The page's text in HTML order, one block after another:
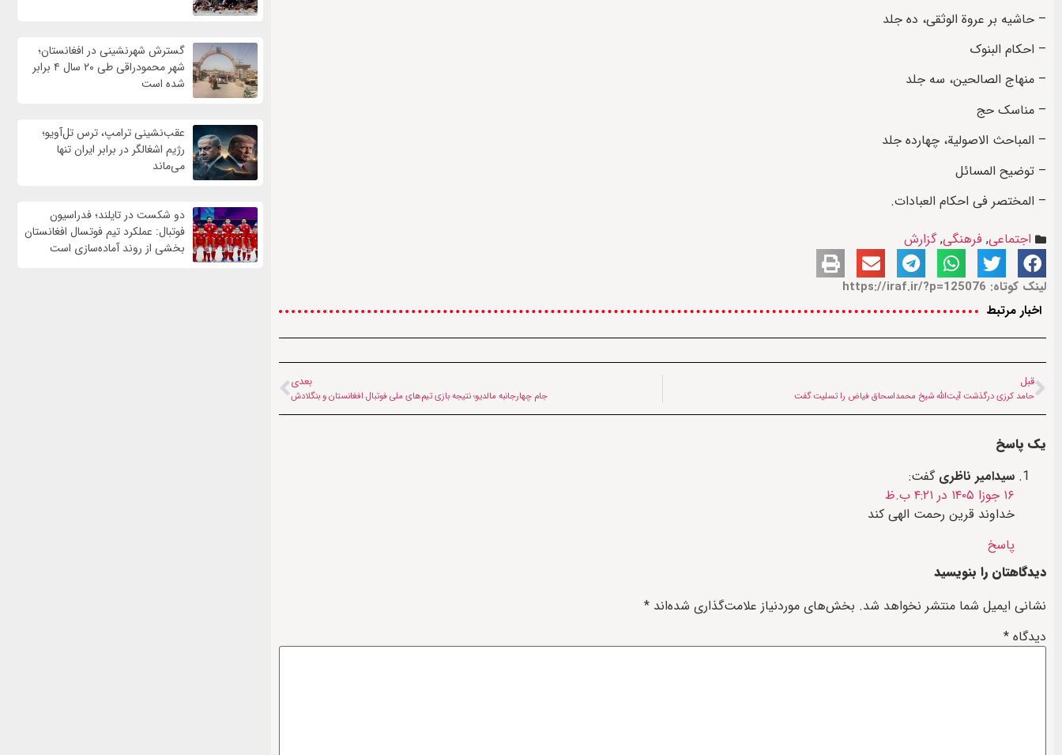
– حاشیه بر عروة الوثقی، ده جلد
– احکام البنوک
– منهاج الصالحین، سه جلد
– مناسک حج
– المباحث الاصولیة، چهارده جلد
– توضیح المسائل
– المختصر فی احکام العبادات.
اجتماعی, فرهنگی,گزارش
لینک کوتاه: https://iraf.ir/?p=125076
اخبار مرتبط
قبل
حامد کرزی درگذشت آیت‌الله شیخ محمداسحاق فیاض را تسلیت گفت
بعدی
جام چهارجانبه مالدیو؛ نتیجه بازی تیم‌های ملی فوتبال افغانستان و بنگلادش
یک پاسخ
سیدامیر ناظری گفت:
۱۶ جوزا ۱۴۰۵ در ۴:۲۱ ب.ظ
خداوند قرین رحمت الهی کند
پاسخ
دیدگاهتان را بنویسید
نشانی ایمیل شما منتشر نخواهد شد. بخش‌های موردنیاز علامت‌گذاری شده‌اند *
دیدگاه *
گسترش شهرنشینی در افغانستان؛
شهر محمودراقی طی ۲۰ سال ۴ برابر
شده است
عقب‌نشینی ترامپ، ترس تل‌آویو؛
رژیم اشغالگر در برابر ایران تنها
می‌ماند
دو شکست در تایلند؛ فدراسیون
فوتبال: عملکرد تیم فوتسال افغانستان
بخشی از روند آماده‌سازی است